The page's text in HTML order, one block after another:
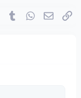
Pinterest
Tumblr WhatsApp
Email